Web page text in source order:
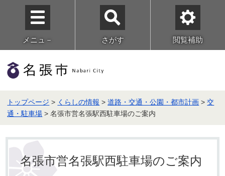
メニュ－ さがす 閲覧補助
トップページ > くらしの情報 >道路・交通・公園・都市計画 >交
通・駐車場 > 名張市営名張駅西駐車場のご案内
名張市営名張駅西駐車場のご案内